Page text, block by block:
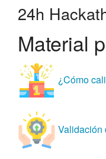
24h
Material
¿Cómo
Validación